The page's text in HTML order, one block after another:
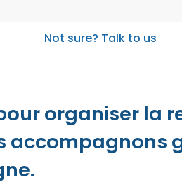
Not sure? Talk to us
organiser la
accompagnons